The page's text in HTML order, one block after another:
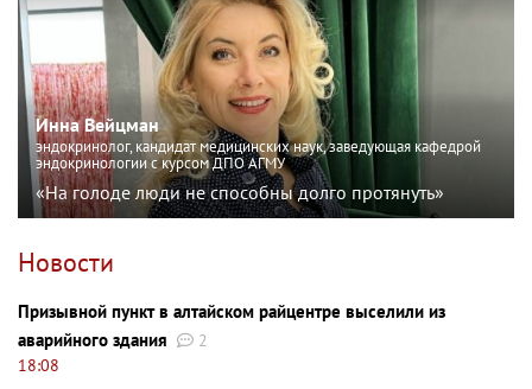
Инна Вейцман
эндокринолог, кандидат медицинских наук, заведующая кафедрой
эндокринологии с курсом ДПО АГМУ
«На голоде люди не способны долго протянуть»
Новости
Призывной пункт в алтайском райцентре выселили из
аварийного здания
2
18:08